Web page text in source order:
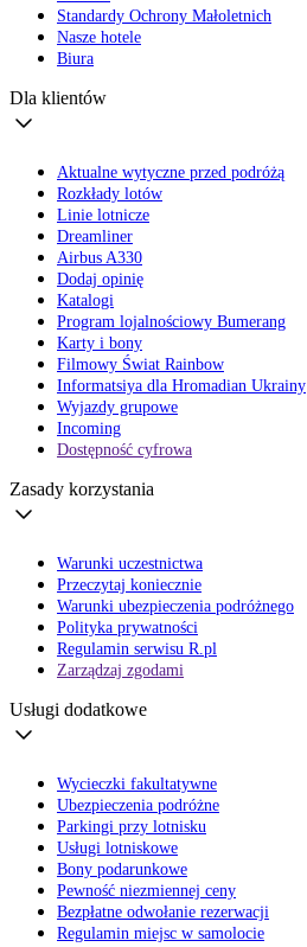
Standardy Ochrony Małoletnich
Nasze hotele
Biura
Dla klientów
Aktualne wytyczne przed podróżą
Rozkłady lotów
Linie lotnicze
Dreamliner
Airbus A330
Dodaj opinię
Katalogi
Program lojalnościowy Bumerang
Karty i bony
Filmowy Świat Rainbow
Informatsiya dla Hromadian Ukrainy
Wyjazdy grupowe
Incoming
Dostępność cyfrowa
Zasady korzystania
Warunki uczestnictwa
Przeczytaj koniecznie
Warunki ubezpieczenia podróżnego
Polityka prywatności
Regulamin serwisu R.pl
Zarządzaj zgodami
Usługi dodatkowe
Wycieczki fakultatywne
Ubezpieczenia podróżne
Parkingi przy lotnisku
Usługi lotniskowe
Bony podarunkowe
Pewność niezmiennej ceny
Bezpłatne odwołanie rezerwacji
Regulamin miejsc w samolocie